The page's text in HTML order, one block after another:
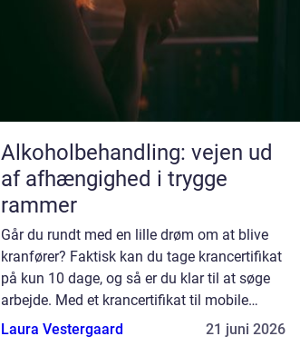
Alkoholbehandling: vejen ud
af afhængighed i trygge
rammer
Går du rundt med en lille drøm om at blive
kranfører? Faktisk kan du tage krancertifikat
på kun 10 dage, og så er du klar til at søge
arbejde. Med et krancertifikat til mobile
kraner over 8-30 tonsmeter med inte...
Laura Vestergaard 21 juni 2026